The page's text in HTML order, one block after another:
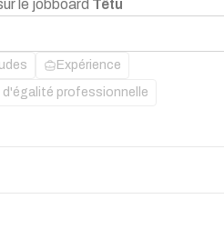
le jobboard Têtu
Expérience
d'égalité professionnelle